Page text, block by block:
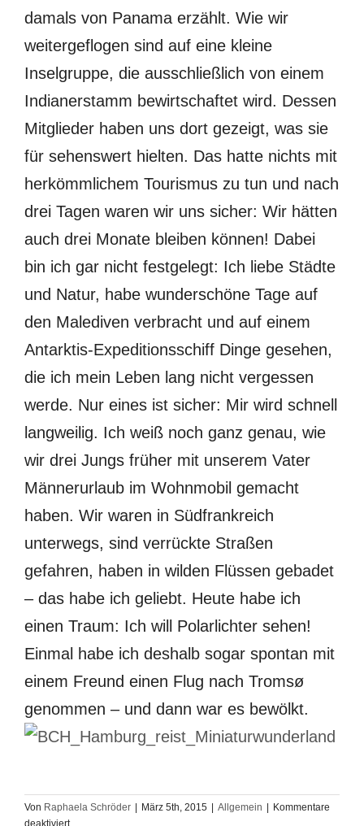
damals von Panama erzählt. Wie wir
weitergeflogen sind auf eine kleine
Inselgruppe, die ausschließlich von einem
Indianerstamm bewirtschaftet wird. Dessen
Mitglieder haben uns dort gezeigt, was sie
für sehenswert hielten. Das hatte nichts mit
herkömmlichem Tourismus zu tun und nach
drei Tagen waren wir uns sicher: Wir hätten
auch drei Monate bleiben können! Dabei
bin ich gar nicht festgelegt: Ich liebe Städte
und Natur, habe wunderschöne Tage auf
den Malediven verbracht und auf einem
Antarktis-Expeditionsschiff Dinge gesehen,
die ich mein Leben lang nicht vergessen
werde. Nur eines ist sicher: Mir wird schnell
langweilig. Ich weiß noch ganz genau, wie
wir drei Jungs früher mit unserem Vater
Männerurlaub im Wohnmobil gemacht
haben. Wir waren in Südfrankreich
unterwegs, sind verrückte Straßen
gefahren, haben in wilden Flüssen gebadet
– das habe ich geliebt. Heute habe ich
einen Traum: Ich will Polarlichter sehen!
Einmal habe ich deshalb sogar spontan mit
einem Freund einen Flug nach Tromsø
genommen – und dann war es bewölkt.
Von Raphaela Schröder | März 5th, 2015 | Allgemein | Kommentare
deaktiviertfür